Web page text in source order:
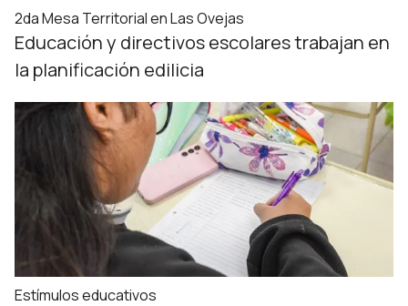
2da Mesa Territorial en Las Ovejas
Educación y directivos escolares trabajan en
la planificación edilicia
Estímulos educativos